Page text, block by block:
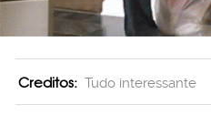
Creditos: Tudo interessante